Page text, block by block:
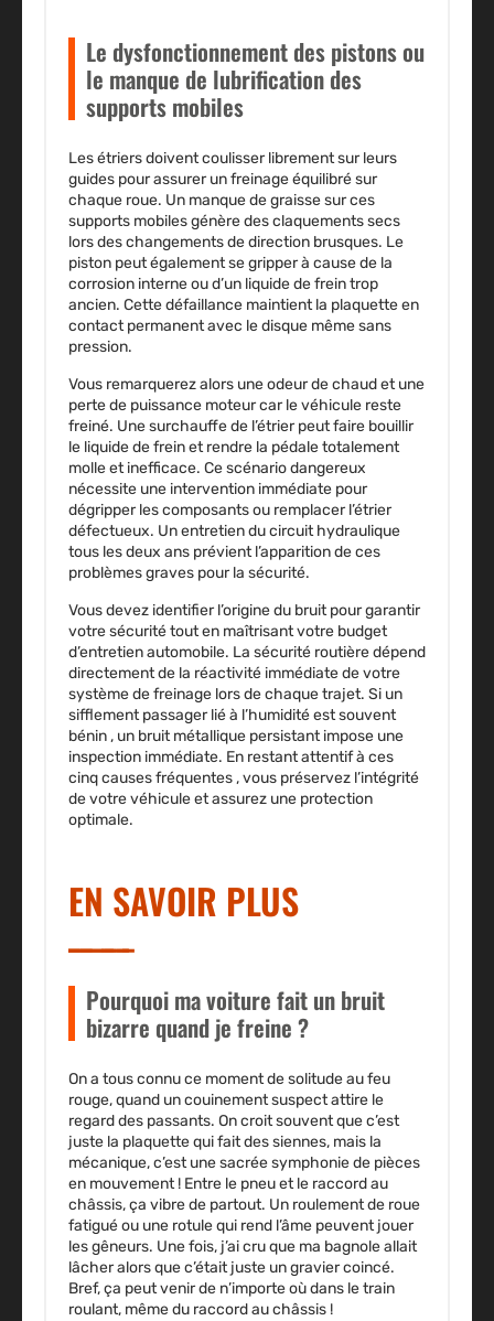
Le dysfonctionnement des pistons ou
le manque de lubrification des
supports mobiles
Les étriers doivent coulisser librement sur leurs
guides pour assurer un freinage équilibré sur
chaque roue. Un manque de graisse sur ces
supports mobiles génère des claquements secs
lors des changements de direction brusques. Le
piston peut également se gripper à cause de la
corrosion interne ou d’un liquide de frein trop
ancien. Cette défaillance maintient la plaquette en
contact permanent avec le disque même sans
pression.
Vous remarquerez alors une odeur de chaud et une
perte de puissance moteur car le véhicule reste
freiné. Une surchauffe de l’étrier peut faire bouillir
le liquide de frein et rendre la pédale totalement
molle et inefficace. Ce scénario dangereux
nécessite une intervention immédiate pour
dégripper les composants ou remplacer l’étrier
défectueux. Un entretien du circuit hydraulique
tous les deux ans prévient l’apparition de ces
problèmes graves pour la sécurité.
Vous devez identifier l’origine du bruit pour garantir
votre sécurité tout en maîtrisant votre budget
d’entretien automobile. La sécurité routière dépend
directement de la réactivité immédiate de votre
système de freinage lors de chaque trajet. Si un
sifflement passager lié à l’humidité est souvent
bénin , un bruit métallique persistant impose une
inspection immédiate. En restant attentif à ces
cinq causes fréquentes , vous préservez l’intégrité
de votre véhicule et assurez une protection
optimale.
EN SAVOIR PLUS
Pourquoi ma voiture fait un bruit
bizarre quand je freine ?
On a tous connu ce moment de solitude au feu
rouge, quand un couinement suspect attire le
regard des passants. On croit souvent que c’est
juste la plaquette qui fait des siennes, mais la
mécanique, c’est une sacrée symphonie de pièces
en mouvement ! Entre le pneu et le raccord au
châssis, ça vibre de partout. Un roulement de roue
fatigué ou une rotule qui rend l’âme peuvent jouer
les gêneurs. Une fois, j’ai cru que ma bagnole allait
lâcher alors que c’était juste un gravier coincé.
Bref, ça peut venir de n’importe où dans le train
roulant, même du raccord au châssis !